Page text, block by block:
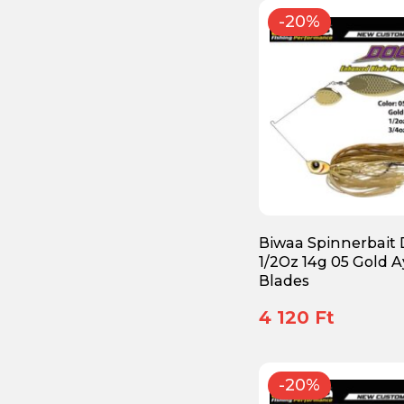
-20%
Biwaa Spinnerbait
1/2Oz 14g 05 Gold
Blades
4 120 Ft
-20%